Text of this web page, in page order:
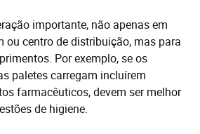
importante, não apenas em
ou centro de distribuição, mas para
Por exemplo, se os
paletes carregam incluírem
farmacêuticos, devem ser melhor
de higiene.